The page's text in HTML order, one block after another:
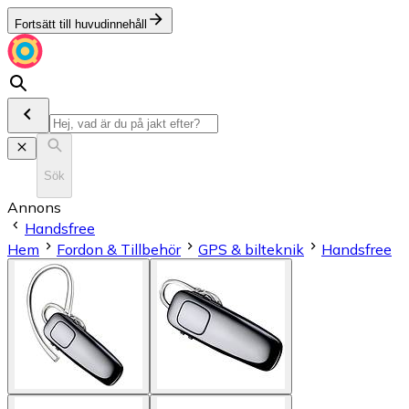
Fortsätt till huvudinnehåll
Sök
Annons
Handsfree
Hem
Fordon & Tillbehör GPS & bilteknik Handsfree